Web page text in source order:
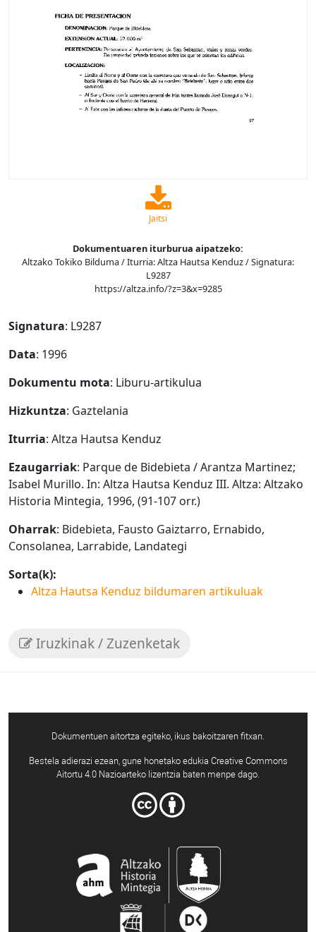
Jaitsi
Dokumentuaren iturburua aipatzeko:
Altzako Tokiko Bilduma / Iturria: Altza Hautsa Kenduz / Signatura:
L9287
https://altza.info/?z=3&x=9285
Signatura: L9287
Data: 1996
Dokumentu mota: Liburu-artikulua
Hizkuntza: Gaztelania
Iturria: Altza Hautsa Kenduz
Ezaugarriak: Parque de Bidebieta / Arantza Martinez;
Isabel Murillo. In: Altza Hautsa Kenduz III. Altza: Altzako
Historia Mintegia, 1996, (91-107 orr.)
Oharrak: Bidebieta, Fausto Gaiztarro, Ernabido,
Consolanea, Larrabide, Landategi
Sorta(k):
Altza Hautsa Kenduz bildumaren artikuluak
Iruzkinak / Zuzenketak
Dokumentuen aitortza egiteko, ikus bakoitzaren fitxan.
Bestela adierazi ezean, gune honetako edukia Creative Commons
Aitortu 4.0 Nazioarteko lizentzia baten menpe dago.